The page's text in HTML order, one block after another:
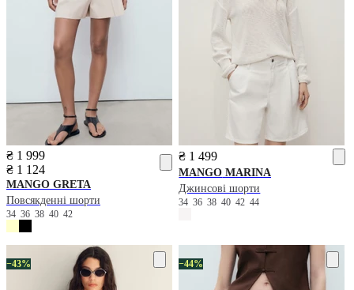
₴ 1 999
₴ 1 124
MANGO GRETA
Повсякденні шорти
34 36 38 40 42
₴ 1 499
MANGO MARINA
Джинсові шорти
343638404244
−43% −44%